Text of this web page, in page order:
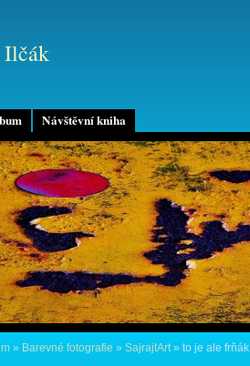
Návštěvní kniha
Ilčák
» Barevné fotografie » SajrajtArt» to je ale frňák